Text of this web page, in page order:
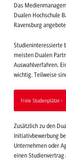
Das
Dualen Hochschule
Ravensburg
Studieninteressierte
meisten Dualen
Auswahlverfahren.
wichtig. Teilweise
Freie Studienplätze
Zusätzlich zu den
Initiativbewerbung
Unternehmen oder
einen